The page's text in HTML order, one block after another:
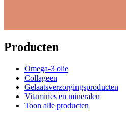
Producten
Omega-3 olie
Collageen
Gelaatsverzorgingsproducten
Vitamines en mineralen
Toon alle producten